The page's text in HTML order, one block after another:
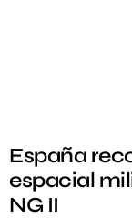
España
espacial
NG II